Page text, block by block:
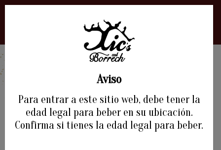
Aviso
Para entrar a este sitio web, debe tener la
edad legal para beber en su ubicación.
Confirma si tienes la edad legal para beber.